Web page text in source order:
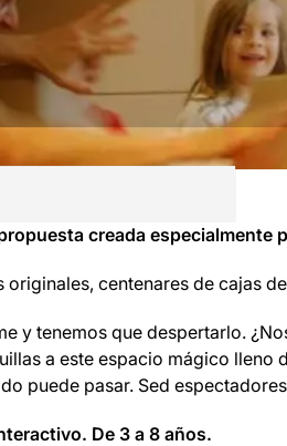
creada especialmente
originales, centenares de cajas
y tenemos que despertarlo.
a este espacio mágico
puede pasar. Sed
De 3 a 8 años.